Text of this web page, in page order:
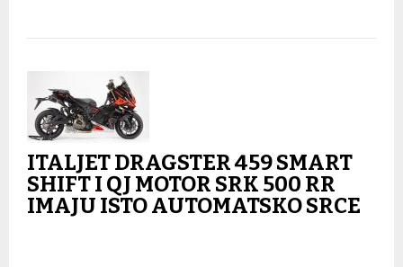
ITALJET DRAGSTER 459 SMART
SHIFT I QJ MOTOR SRK 500 RR
IMAJU ISTO AUTOMATSKO SRCE